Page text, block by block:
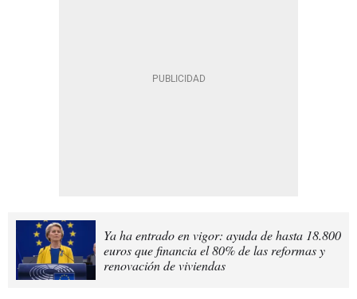
Ya ha entrado en vigor: ayuda de hasta 18.800
euros que financia el 80% de las reformas y
renovación de viviendas